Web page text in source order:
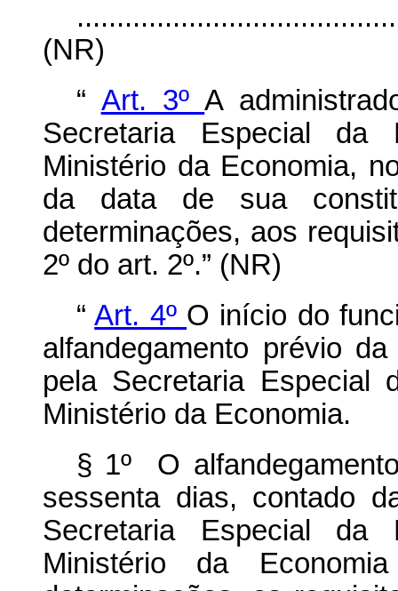
(NR)
“ Art. 3ºA
Secretaria Especial
Ministério da Economia,
da data de sua
determinações, aos
2º do art. 2º.” (NR)
“Art. 4º O início do
alfandegamento prévio
pela Secretaria Especial
Ministério da Economia.
§ 1º O
sessenta dias, contado
Secretaria Especial
Ministério da